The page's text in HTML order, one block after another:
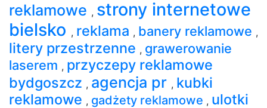
reklamowe , strony internetowe
bielsko , reklama , banery reklamowe ,
litery przestrzenne , grawerowanie
laserem , przyczepy reklamowe
bydgoszcz , agencja pr , kubki
reklamowe , gadżety reklamowe , ulotki